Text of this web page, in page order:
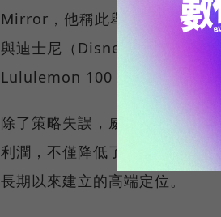
Mirror，他稱此舉為「巨大的失
與迪士尼（Disney）的聯名合
Lululemon 100 億美元的市值。
除了策略失誤，威爾遜也批評
利潤，不僅降低了店面設計的質
長期以來建立的高端定位。